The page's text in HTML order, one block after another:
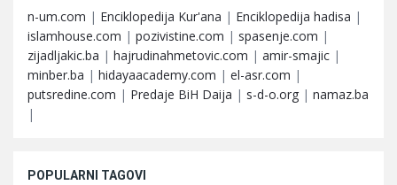
n-um.com | Enciklopedija Kur'ana | Enciklopedija hadisa |
islamhouse.com | pozivistine.com | spasenje.com |
zijadljakic.ba | hajrudinahmetovic.com | amir-smajic |
minber.ba | hidayaacademy.com | el-asr.com |
putsredine.com | Predaje BiH Daija | s-d-o.org | namaz.ba
|
POPULARNI TAGOVI